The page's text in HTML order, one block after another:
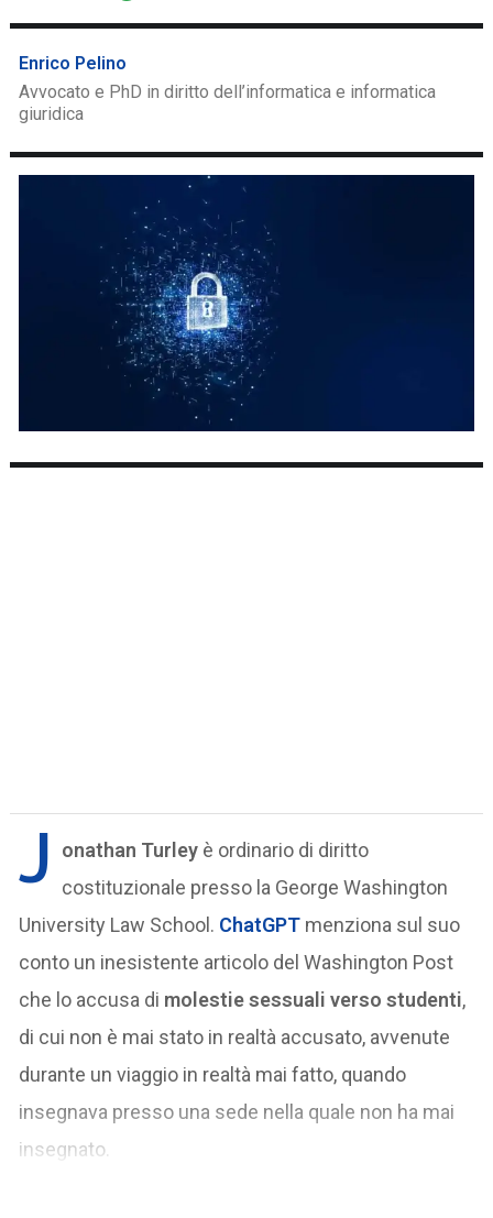
Enrico Pelino
Avvocato e PhD in diritto dell’informatica e informatica
giuridica
J onathan Turley è ordinario di diritto
costituzionale presso la George Washington
University Law School. ChatGPT menziona sul suo
conto un inesistente articolo del Washington Post
che lo accusa di molestie sessuali verso studenti,
di cui non è mai stato in realtà accusato, avvenute
durante un viaggio in realtà mai fatto, quando
insegnava presso una sede nella quale non ha mai
insegnato.